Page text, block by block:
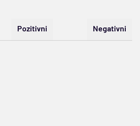
Pozitivni Negativni